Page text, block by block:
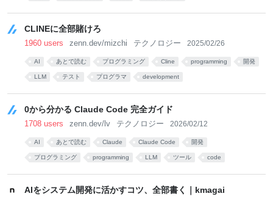
CLINEに全部賭けろ
1960 users zenn.dev/mizchi テクノロジー 2025/02/26
AI あとで読む プログラミング Cline programming 開発
LLM テスト プログラマ development
0から分かる Claude Code 完全ガイド
1708 users zenn.dev/lv テクノロジー 2026/02/12
AI あとで読む Claude Claude Code 開発
プログラミング programming LLM ツール code
AIをシステム開発に活かすコツ、全部書く｜kmagai